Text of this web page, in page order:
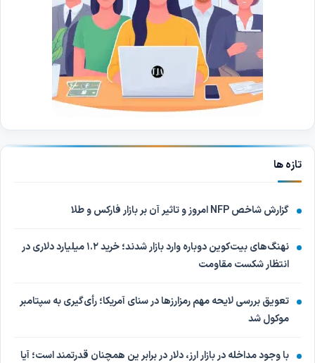
تازه ها
گزارش شاخص NFP امروز و تاثیر آن بر بازار فارکس و طلا
نهنگ‌های بیت‌کوین دوباره وارد بازار شدند؛ خرید ۱.۲ میلیارد دلاری در
انتظار شکست مقاومت
تعویق بررسی لایحه مهم رمزارزها در سنای آمریکا؛ رأی‌گیری به سپتامبر
موکول شد
با وجود مداخله در بازار ارز، دلار در برابر ین همچنان قدرتمند است؛ آیا